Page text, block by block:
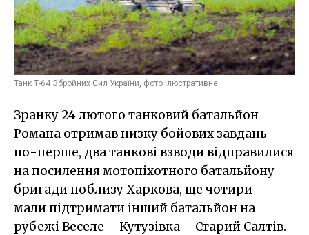
Танк Т-64 Збройних Сил України, фото ілюстративне
Зранку 24 лютого танковий батальйон
Романа отримав низку бойових завдань –
по-перше, два танкові взводи відправилися
на посилення мотопіхотного батальйону
бригади поблизу Харкова, ще чотири –
мали підтримати інший батальйон на
рубежі Веселе – Кутузівка – Старий Салтів.